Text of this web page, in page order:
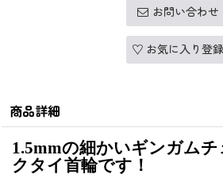
お問い合わせ
お気に入り登録
商品詳細
1.5mmの細かいギンガム
クタイ首輪です！